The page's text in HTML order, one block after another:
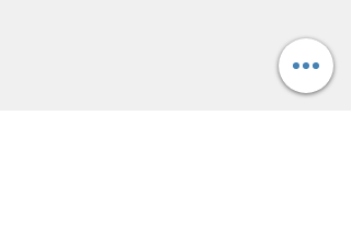
Training room
Monitoring center